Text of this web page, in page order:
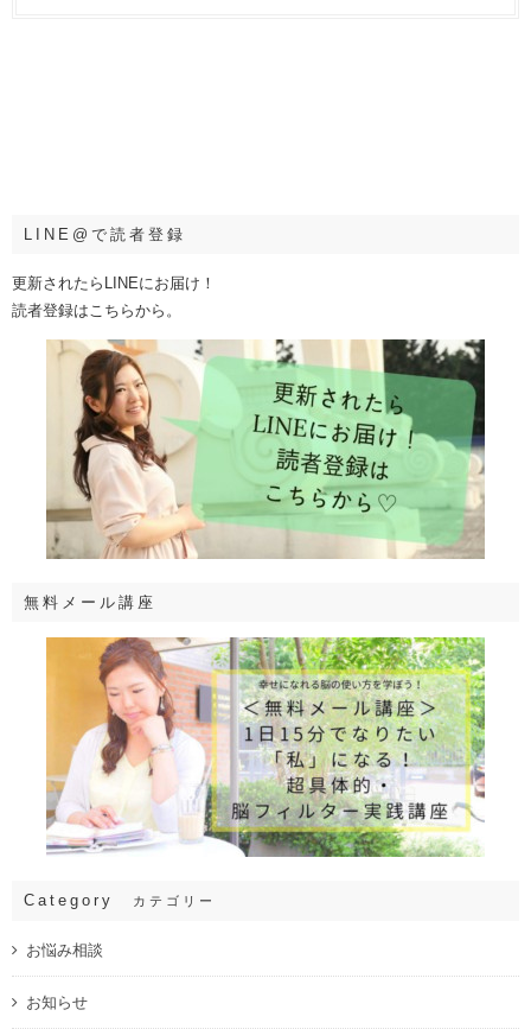
LINE@で読者登録
更新されたらLINEにお届け！
読者登録はこちらから。
無料メール講座
Category カテゴリー
お悩み相談
お知らせ